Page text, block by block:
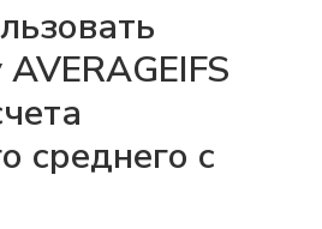
среднего с